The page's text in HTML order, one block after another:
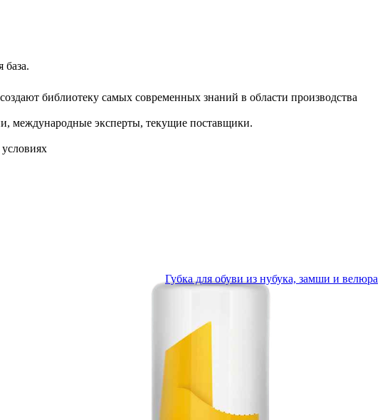
база.
библиотеку самых современных знаний в области производства
международные эксперты, текущие поставщики.